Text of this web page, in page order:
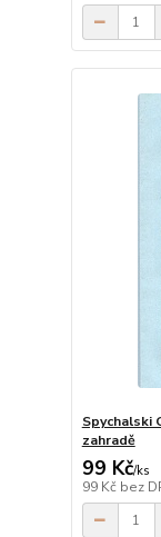
Spychalski
zahradě
99 Kč/ks
99 Kč bez